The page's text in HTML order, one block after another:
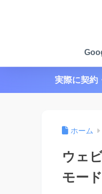
実際に契約
ホーム
ウェ
モー